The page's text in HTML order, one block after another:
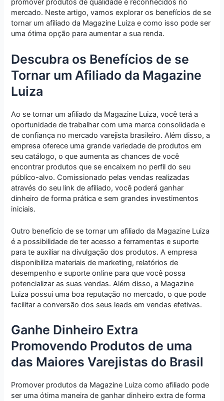
promover produtos de qualidade e reconhecidos no
mercado. Neste artigo, vamos explorar os benefícios de se
tornar um afiliado da Magazine Luiza e como isso pode ser
uma ótima opção para aumentar a sua renda.
Descubra os Benefícios de se
Tornar um Afiliado da Magazine
Luiza
Ao se tornar um afiliado da Magazine Luiza, você terá a
oportunidade de trabalhar com uma marca consolidada e
de confiança no mercado varejista brasileiro. Além disso, a
empresa oferece uma grande variedade de produtos em
seu catálogo, o que aumenta as chances de você
encontrar produtos que se encaixem no perfil do seu
público-alvo. Comissionado pelas vendas realizadas
através do seu link de afiliado, você poderá ganhar
dinheiro de forma prática e sem grandes investimentos
iniciais.
Outro benefício de se tornar um afiliado da Magazine Luiza
é a possibilidade de ter acesso a ferramentas e suporte
para te auxiliar na divulgação dos produtos. A empresa
disponibiliza materiais de marketing, relatórios de
desempenho e suporte online para que você possa
potencializar as suas vendas. Além disso, a Magazine
Luiza possui uma boa reputação no mercado, o que pode
facilitar a conversão dos seus leads em vendas efetivas.
Ganhe Dinheiro Extra
Promovendo Produtos de uma
das Maiores Varejistas do Brasil
Promover produtos da Magazine Luiza como afiliado pode
ser uma ótima maneira de ganhar dinheiro extra de forma